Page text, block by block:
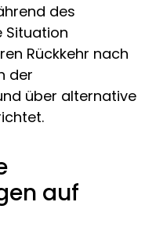
des
Situation
Rückkehr nach
der
über alternative
auf